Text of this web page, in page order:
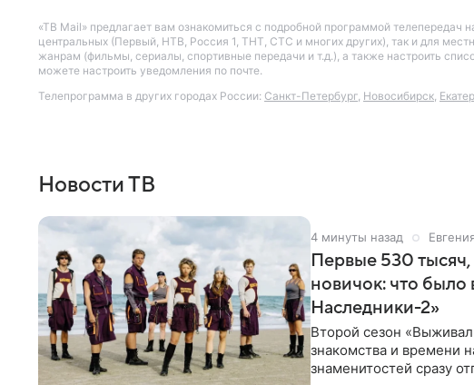
«ТВ Mail» предлагает вам ознакомиться с подробной программой
центральных (Первый, НТВ, Россия 1, ТНТ, СТС и многих других), так и для
жанрам (фильмы, сериалы, спортивные передачи и т.д.), а также настроить
можете настроить уведомления по почте.
Телепрограмма в других городах России: Санкт-Петербург, Новосибирск,
Новости ТВ
4 минуты назад
Первые 530
новичок: что было
Наследники-2»
Второй сезон
знакомства и времени
знаменитостей сразу